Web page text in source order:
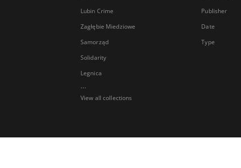
Lubin Crime
Zagłębie Miedziowe
Samorząd
Solidarity
Legnica
...
View all collections
Publisher
Date
Type